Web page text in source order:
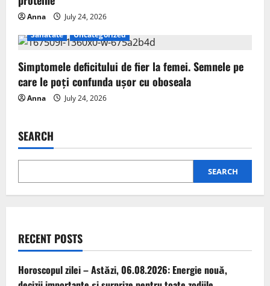
Anna
July 24, 2026
Sanatate
Uncategorized
Simptomele deficitului de fier la femei. Semnele pe
care le poți confunda ușor cu oboseala
Anna July 24, 2026
SEARCH
SEARCH
RECENT POSTS
Horoscopul zilei – Astăzi, 06.08.2026: Energie nouă,